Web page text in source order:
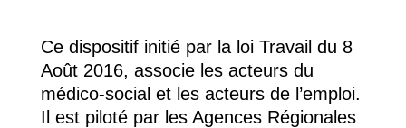
Ce dispositif initié par la loi Travail du 8
Août 2016, associe les acteurs du
médico-social et les acteurs de l’emploi.
Il est piloté par les Agences Régionales